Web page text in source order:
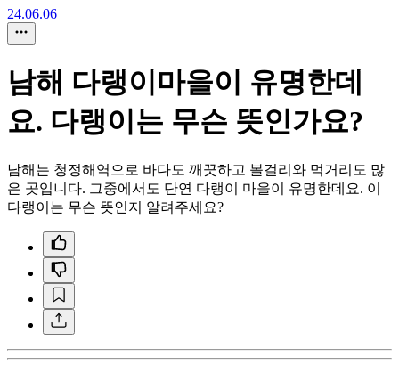
24.06.06
남해 다랭이마을이 유명한데
요. 다랭이는 무슨 뜻인가요?
남해는 청정해역으로 바다도 깨끗하고 볼걸리와 먹거리도 많
은 곳입니다. 그중에서도 단연 다랭이 마을이 유명한데요. 이
다랭이는 무슨 뜻인지 알려주세요?